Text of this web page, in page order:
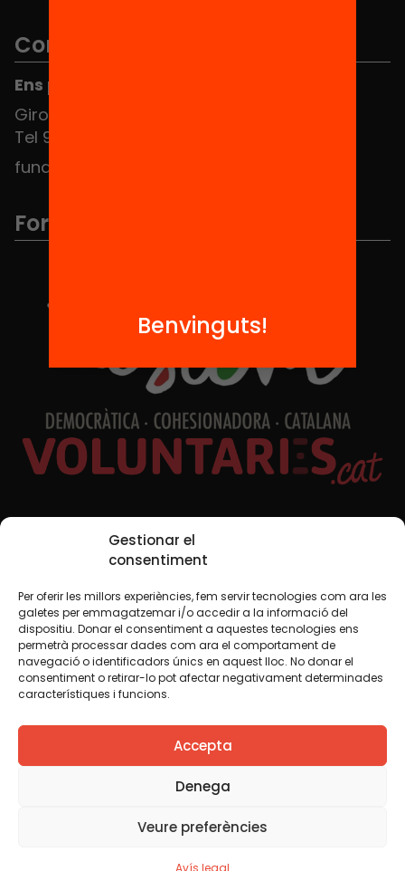
Gestionar el
consentiment
Per oferir les millors experiències, fem servir tecnologies com ara les
galetes per emmagatzemar i/o accedir a la informació del
dispositiu. Donar el consentiment a aquestes tecnologies ens
permetrà processar dades com ara el comportament de
navegació o identificadors únics en aquest lloc. No donar el
consentiment o retirar-lo pot afectar negativament determinades
característiques i funcions.
Accepta
Denega
Veure preferències
Avís legal
Contacte
Ens pots trobar al Hub Social
Girona 34, interior 08010 Barcelona
Tel 934 588 700
fundacio@equitat.org
Formem part de...
Xarxes Socials
TWT YTB IG FB IN
Avís legalPolítica de cookies
Creiem que el coneixement s’ha de compartir. Per això
fem servir una llicència Creative Commons, llevat que en
algun material indiquem el contrari. Us animem a copiar,
redistribuir, remesclar o transformar i crear els continguts
comercial. Només us demanem que reconegueu
Benvinguts!